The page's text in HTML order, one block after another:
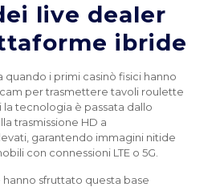
live dealer
ibride
quando i primi casinò fisici hanno
per trasmettere tavoli roulette
tecnologia è passata dallo
trasmissione HD a
garantendo immagini nitide
con connessioni LTE o 5G.
sfruttato questa base